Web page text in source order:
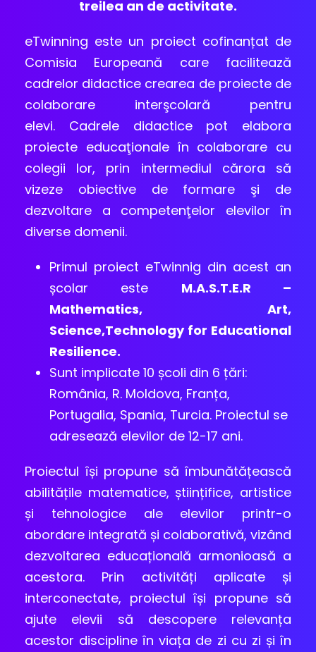
treilea an de activitate.
eTwinning este un proiect cofinanțat de
Comisia Europeană care facilitează
cadrelor didactice crearea de proiecte de
colaborare interşcolară pentru
elevi. Cadrele didactice pot elabora
proiecte educaţionale în colaborare cu
colegii lor, prin intermediul cărora să
vizeze obiective de formare şi de
dezvoltare a competenţelor elevilor în
diverse domenii.
Primul proiect eTwinnig din acest an
școlar este M.A.S.T.E.R –
Mathematics, Art,
Science,Technology for Educational
Resilience.
Sunt implicate 10 școli din 6 țări:
România, R. Moldova, Franța,
Portugalia, Spania, Turcia. Proiectul se
adresează elevilor de 12-17 ani.
Proiectul își propune să îmbunătățească
abilitățile matematice, științifice, artistice
și tehnologice ale elevilor printr-o
abordare integrată și colaborativă, vizând
dezvoltarea educațională armonioasă a
acestora. Prin activități aplicate și
interconectate, proiectul își propune să
ajute elevii să descopere relevanța
acestor discipline în viața de zi cu zi și în